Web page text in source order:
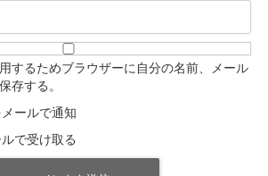
するためブラウザーに自分の名前、メール
存する。
ールで通知
で受け取る